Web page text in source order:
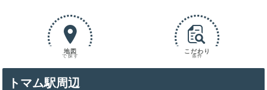
地図
で探す
こだわり
条件
トマム駅周辺